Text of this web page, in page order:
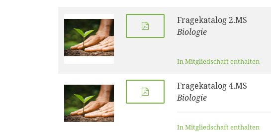
Fragekatalog 2.MS
Biologie
In Mitgliedschaft enthalten
Fragekatalog 4.MS
Biologie
In Mitgliedschaft enthalten